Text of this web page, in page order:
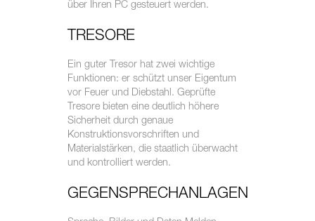
über Ihren PC gesteuert werden.
TRESORE
Ein guter Tresor hat zwei wichtige
Funktionen: er schützt unser Eigentum
vor Feuer und Diebstahl. Geprüfte
Tresore bieten eine deutlich höhere
Sicherheit durch genaue
Konstruktionsvorschriften und
Materialstärken, die staatlich überwacht
und kontrolliert werden.
GEGENSPRECHANLAGEN